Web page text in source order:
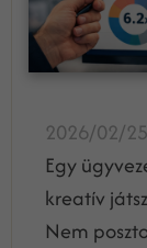
2026/02/25
Egy
kreatív
Nem